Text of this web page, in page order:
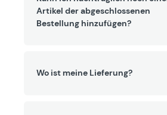
Artikel der abgeschlossenen
Bestellung hinzufügen?
Wo ist meine Lieferung?